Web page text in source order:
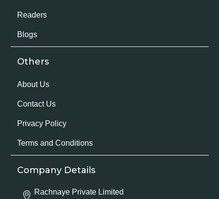
Readers
Blogs
Others
About Us
Contact Us
Privacy Policy
Terms and Conditions
Company Details
Rachnaye Private Limited